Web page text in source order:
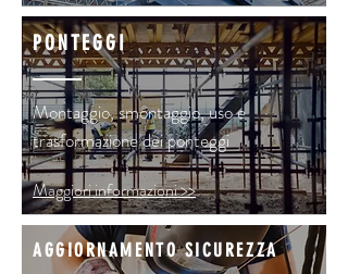
PONTEGGI
Montaggio, smontaggio, uso e
trasformazione dei ponteggi
Maggiori informazioni >>
AGGIORNAMENTO SICUREZZA